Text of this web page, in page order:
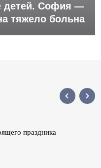
детей. София —
тяжело больна
праздника